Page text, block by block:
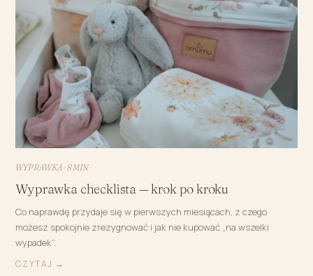
WYPRAWKA · 8 MIN
Wyprawka checklista — krok po kroku
Co naprawdę przydaje się w pierwszych miesiącach, z czego
możesz spokojnie zrezygnować i jak nie kupować „na wszelki
wypadek”.
CZYTAJ →